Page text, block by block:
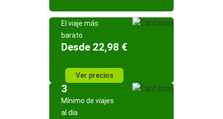
El viaje más
barato
Desde 22,98 €
Ver precios
3
Mínimo de viajes
al día